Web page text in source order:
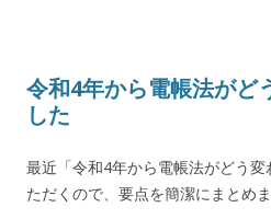
令和4年から電帳法がど
した
最近「令和4年から電帳法がどう
ただくので、要点を簡潔にまとめま